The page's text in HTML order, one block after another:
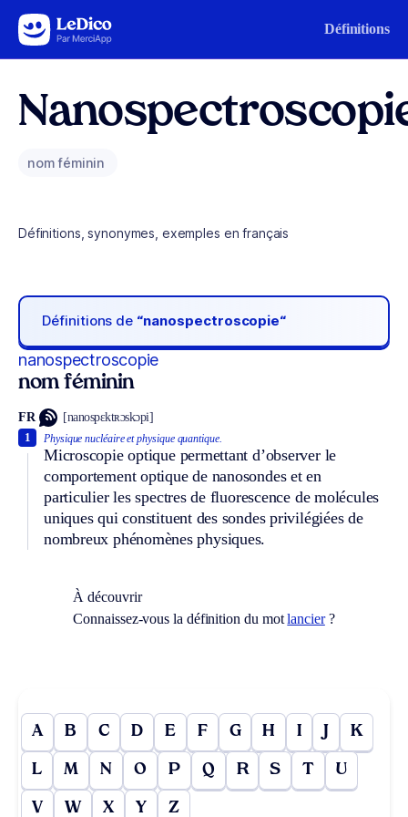
Aller au contenu Définitions
nom féminin
Définitions, synonymes, exemples en français
Définitions de “nanospectroscopie“
nanospectroscopie
nom féminin
FR [nanospɛktʀɔskɔpi]
Physique nucléaire et physique quantique.
Microscopie optique permettant d’observer le
comportement optique de nanosondes et en
particulier les spectres de fluorescence de molécules
uniques qui constituent des sondes privilégiées de
nombreux phénomènes physiques.
1
À découvrir
Connaissez-vous la définition du motlancier?
A B C D E F G H I J K
L M N O P Q R S T U
V W X Y Z